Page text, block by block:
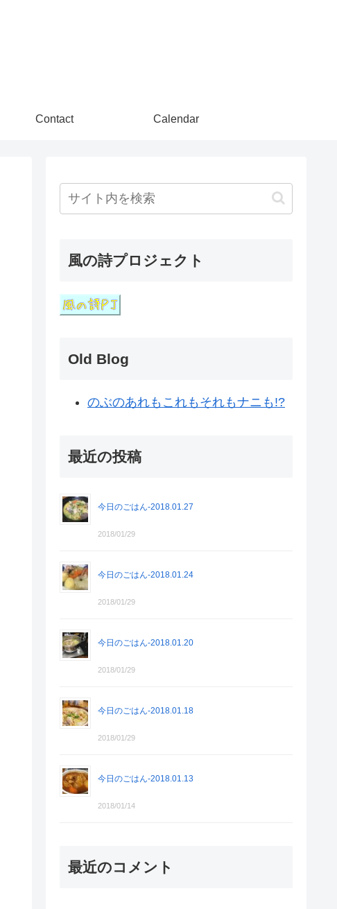
Contact Calendar
風の詩プロジェクト
Old Blog
のぶのあれもこれもそれもナニも!?
最近の投稿
今日のごはん-2018.01.27
2018/01/29
今日のごはん-2018.01.24
2018/01/29
今日のごはん-2018.01.20
2018/01/29
今日のごはん-2018.01.18
2018/01/29
今日のごはん-2018.01.13
2018/01/14
最近のコメント